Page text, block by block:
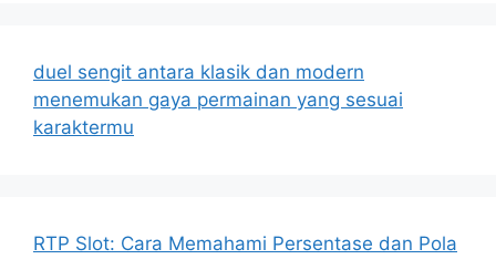
duel sengit antara klasik dan modern
menemukan gaya permainan yang sesuai
karaktermu
RTP Slot: Cara Memahami Persentase dan Pola